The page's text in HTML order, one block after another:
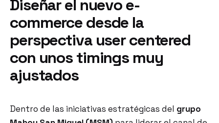
Diseñar el nuevo e-
commerce desde la
perspectiva user centered
con unos timings muy
ajustados
Dentro de las iniciativas estratégicas del grupo